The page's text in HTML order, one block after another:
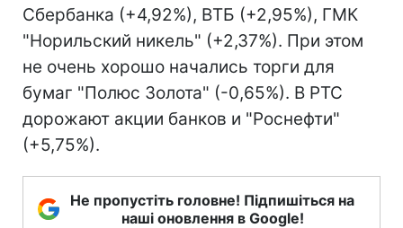
Сбербанка (+4,92%), ВТБ (+2,95%), ГМК
"Норильский никель" (+2,37%). При этом
не очень хорошо начались торги для
бумаг "Полюс Золота" (-0,65%). В РТС
дорожают акции банков и "Роснефти"
(+5,75%).
Не пропустіть головне! Підпишіться на
наші оновлення в Google!